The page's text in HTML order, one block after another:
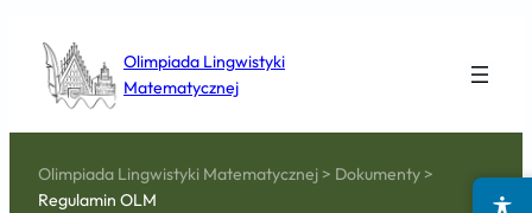
Olimpiada Lingwistyki
Matematycznej
Olimpiada Lingwistyki Matematycznej > Dokumenty >
Regulamin OLM